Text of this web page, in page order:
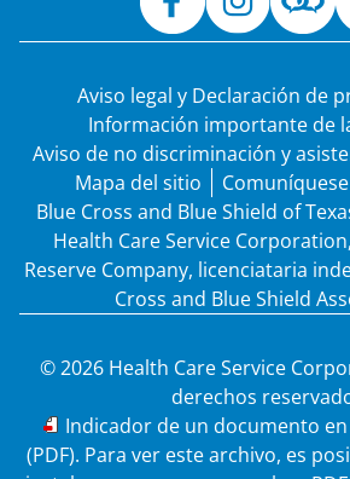
Aviso legal y Declaración de
Información importante de
Aviso de no discriminación y
Mapa del sitio
Blue Cross and Blue Shield of
Health Care Service
Reserve Company, licenciataria
Cross and Blue Shield
© 2026 Health Care Service
derechos
PDF
Indicador de un documento
(PDF). Para ver este archivo, es